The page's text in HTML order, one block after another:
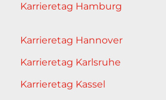
Karrieretag Hamburg
Karrieretag Hannover
Karrieretag Karlsruhe
Karrieretag Kassel